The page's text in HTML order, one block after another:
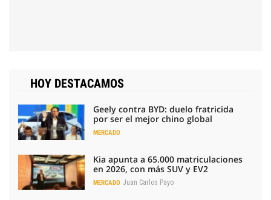
HOY DESTACAMOS
Geely contra BYD: duelo fratricida
por ser el mejor chino global
MERCADO
Kia apunta a 65.000 matriculaciones
en 2026, con más SUV y EV2
MERCADO Juan Carlos Payo